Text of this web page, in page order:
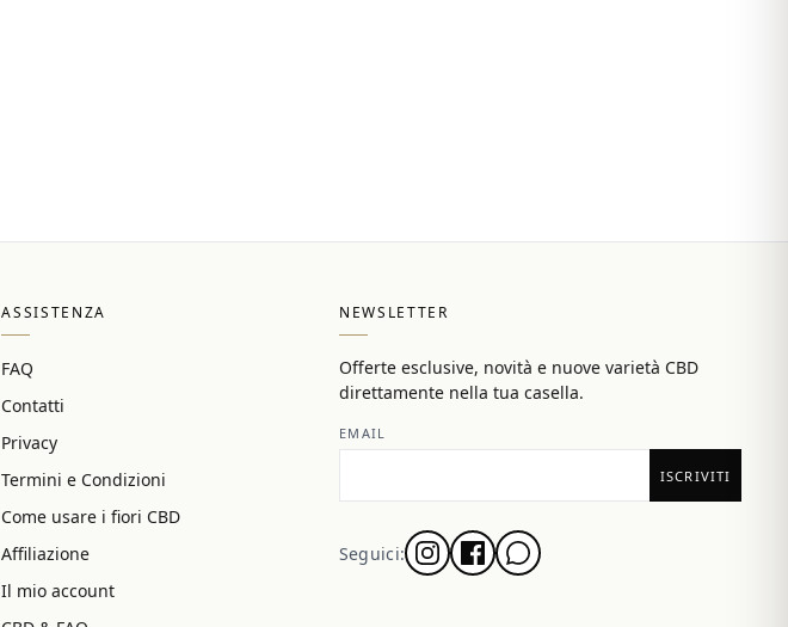
ASSISTENZA
FAQ
Contatti
Privacy
Termini e Condizioni
Come usare i fiori CBD
Affiliazione
Il mio account
NEWSLETTER
Offerte esclusive, novità e nuove varietà CBD
direttamente nella tua casella.
EMAIL
Seguici: